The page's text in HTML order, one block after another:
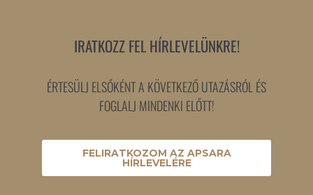
IRATKOZZ FEL HÍRLEVELÜNKRE!
ÉRTESÜLJ ELSŐKÉNT A KÖVETKEZŐ UTAZÁSRÓL ÉS
FOGLALJ MINDENKI ELŐTT!
FELIRATKOZOM AZ APSARA
HÍRLEVELÉRE